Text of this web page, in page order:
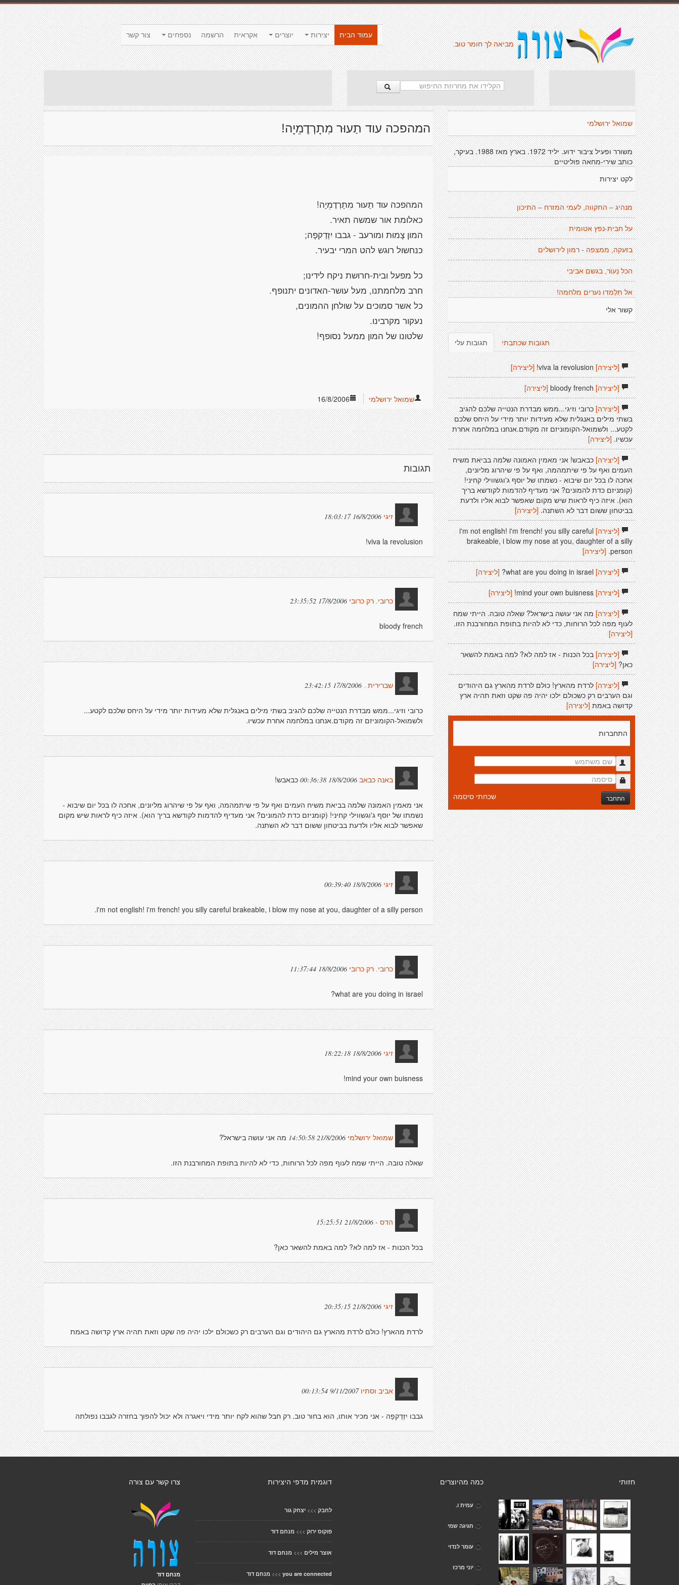
צור קשר נספחים הרשמה אקראית יוצרים יצירות
עמוד הבית
מביאה לך חומר טוב.
המהפכה עוד תַעוּר מִתָרְדֶמֵיָה!
המהפכה עוד תַעוּר מִתָרְדֶמֵיָה!
כאלומת אור שמשה תאיר.
המון צָמוּת ומורעב - גבבו יִזְדַקפָה;
כנחשול רוגש להט המרי יבעיר.
כל מפעל ובית-חרושת ניקח לידינו;
חרב מלחמתנו, מעל עושר-האדונים יתנופף.
כל אשר סמוכים על שולחן ההמונים,
נעקור מקרבינו.
שלטונו של המון ממעל נסופף!
16/8/2006 שמואל ירושלמי
תגובות
זיגי 16/8/2006 18:03:17
viva la revolusion!
כרובי. רק כרובי 17/8/2006 23:35:52
bloody french
שברירית . 17/8/2006 23:42:15
כרובי וזיגי...ממש מבדרת הנטייה שלכם להגיב בשתי מילים באנגלית שלא מעידות יותר מידי על היחס שלכם לקטע...
ולשמואל-הקומוניזם זה מקודם.אנחנו במלחמה אחרת עכשיו.
באנה כבאב 18/8/2006 00:36:38 כבאבש!
אני מאמין האמונה שלמה בביאת משיח העמים ואף על פי שיתמהמה, ואף על פי שיהרוג מליונים, אחכה לו בכל יום שיבוא -
נשמתו של יוסף ג'וגשווילי קחיני! (קומניזם כדת להמונים? אני מעדיף להדמות לקודשא בריך הוא). איזה כיף לראות שיש מקום
שאפשר לבוא אליו ולדעת בביטחון ששום דבר לא השתנה.
זיגי 18/8/2006 00:39:40
i'm not english! i'm french! you silly careful brakeable, i blow my nose at you, daughter of a silly person.
כרובי. רק כרובי 18/8/2006 11:37:44
what are you doing in israel?
זיגי 18/8/2006 18:22:18
mind your own buisness!
שמואל ירושלמי 21/8/2006 14:50:58 מה אני עושה בישראל?
שאלה טובה. הייתי שמח לעוף מפה לכל הרוחות, כדי לא להיות בתופת המחורבנת הזו.
הדס - 21/8/2006 15:25:51
בכל הכנות - אז למה לא? למה באמת להשאר כאן?
זיגי 21/8/2006 20:35:15
לרדת מהארץ! כולם לרדת מהארץ גם היהודים וגם הערבים רק כשכולם ילכו יהיה פה שקט וזאת תהיה ארץ קדושה באמת
אביב וסתיו 9/11/2007 00:13:54
גבבו יִזְדַקפָה - אני מכיר אותו, הוא בחור טוב. רק חבל שהוא לקח יותר מידי ויאגרה ולא יכול להפוך בחזרה לגבבו נפולתה
שמואל ירושלמי
משורר ופעיל ציבור ידוע. יליד 1972. בארץ מאז 1988. בעיקר,
כותב שירי-מחאה פוליטיים
לקט יצירות
מנהיג – התקווה, לעמי המזרח – התיכון
על חבית-נפץ אטומית
בזעקה, ממצפה - רמון לירושלים
הכל נַעוׁר, בגשם אביבי
אל תִלַמדו נערים מלחמה!
קשור אלי
תגובות עלי תגובות שכתבתי
[ליצירה]viva la revolusion! [ליצירה]
[ליצירה]bloody french [ליצירה]
[ליצירה]כרובי וזיגי...ממש מבדרת הנטייה שלכם להגיב
בשתי מילים באנגלית שלא מעידות יותר מידי על היחס שלכם
לקטע... ולשמואל-הקומוניזם זה מקודם.אנחנו במלחמה אחרת
עכשיו. [ליצירה]
[ליצירה]כבאבש! אני מאמין האמונה שלמה בביאת משיח
העמים ואף על פי שיתמהמה, ואף על פי שיהרוג מליונים,
אחכה לו בכל יום שיבוא - נשמתו של יוסף ג'וגשווילי קחיני!
(קומניזם כדת להמונים? אני מעדיף להדמות לקודשא בריך
הוא). איזה כיף לראות שיש מקום שאפשר לבוא אליו ולדעת
בביטחון ששום דבר לא השתנה. [ליצירה]
[ליצירה] i'm not english! i'm french! you silly careful
brakeable, i blow my nose at you, daughter of a silly
person. [ליצירה]
[ליצירה]what are you doing in israel? [ליצירה]
[ליצירה]mind your own buisness! [ליצירה]
[ליצירה]מה אני עושה בישראל? שאלה טובה. הייתי שמח
לעוף מפה לכל הרוחות, כדי לא להיות בתופת המחורבנת הזו.
[ליצירה]
[ליצירה]בכל הכנות - אז למה לא? למה באמת להשאר
כאן? [ליצירה]
[ליצירה]לרדת מהארץ! כולם לרדת מהארץ גם היהודים
וגם הערבים רק כשכולם ילכו יהיה פה שקט וזאת תהיה ארץ
קדושה באמת [ליצירה]
התחברות
התחבר שכחתי סיסמה
צרו קשר עם צורה
מנחם דוד
דוגמית מדפי היצירות
לחבק >>> יצחק גור
פוקוס ירוק >>> מנחם דוד
אוצר מילים >>> מנחם דוד
you are connected
>>> מנחם דוד
כמה מהיוצרים
עמית ו.
חגיגה שמי
עומר לנדוי
יוני מרכז
חזותי